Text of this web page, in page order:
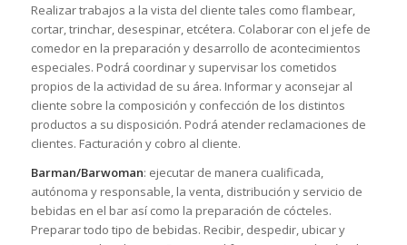
Realizar trabajos a la vista del cliente tales como flambear,
cortar, trinchar, desespinar, etcétera. Colaborar con el jefe de
comedor en la preparación y desarrollo de acontecimientos
especiales. Podrá coordinar y supervisar los cometidos
propios de la actividad de su área. Informar y aconsejar al
cliente sobre la composición y confección de los distintos
productos a su disposición. Podrá atender reclamaciones de
clientes. Facturación y cobro al cliente.
Barman/Barwoman: ejecutar de manera cualificada,
autónoma y responsable, la venta, distribución y servicio de
bebidas en el bar así como la preparación de cócteles.
Preparar todo tipo de bebidas. Recibir, despedir, ubicar y